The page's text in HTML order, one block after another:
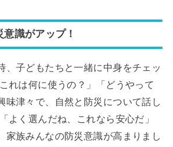
識がアップ！
、子どもたちと一緒に中身をチェッ
れは何に使うの？」「どうやって
味津々で、自然と防災について話し
よく選んだね、これなら安心だ」
家族みんなの防災意識が高まりまし